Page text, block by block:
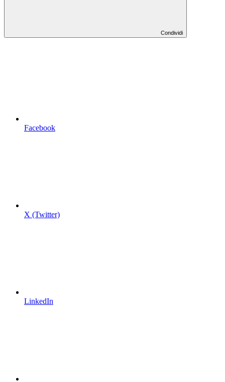
Condividi
Facebook
X (Twitter)
LinkedIn